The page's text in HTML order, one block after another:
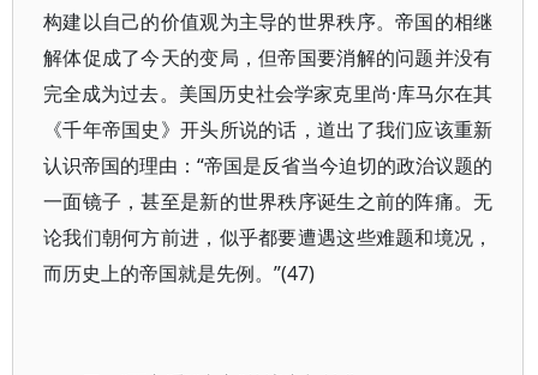
构建以自己的价值观为主导的世界秩序。帝国的相继
解体促成了今天的变局，但帝国要消解的问题并没有
完全成为过去。美国历史社会学家克里尚·库马尔在其
《千年帝国史》开头所说的话，道出了我们应该重新
认识帝国的理由：“帝国是反省当今迫切的政治议题的
一面镜子，甚至是新的世界秩序诞生之前的阵痛。无
论我们朝何方前进，似乎都要遭遇这些难题和境况，
而历史上的帝国就是先例。”(47)